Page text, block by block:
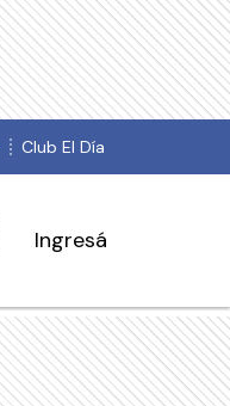
Club El Día
Ingresá